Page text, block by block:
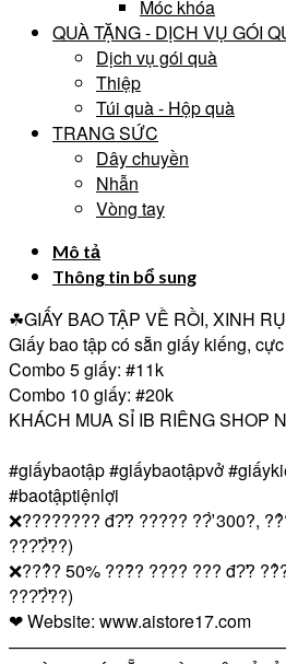
Móc khóa
QUÀ TẶNG - DỊCH VỤ GÓI
Dịch vụ gói quà
Thiệp
Túi quà - Hộp quà
TRANG SỨC
Dây chuyền
Nhẫn
Vòng tay
Mô tả
Thông tin bổ sung
☘GIẤY BAO TẬP VỀ RỒI, XINH
Giấy bao tập có sẵn giấy kiếng,
Combo 5 giấy: #11k
Combo 10 giấy: #20k
KHÁCH MUA SỈ IB RIÊNG SHOP
#giấybaotập#giấybaotậpvở
#baotậptiệnlợi
❌???????? đ?̛? ????? ??̛̀ 300?,
???̛?̛̀??)
❌???̉? 50% ???̂̀? ???? ??? đ?̛?
???̛?̛̀??)
❤ Website: www.aistore17.com